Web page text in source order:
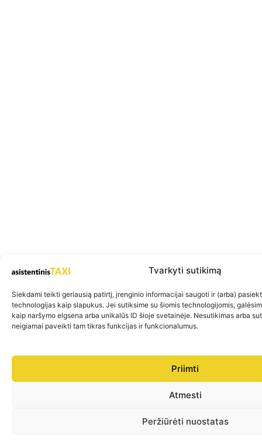
Tvarkyti sutikimą
Siekdami teikti geriausią patirtį, įrenginio informacijai saugoti ir (arba)
technologijas kaip slapukus. Jei sutiksime su šiomis technologijomis,
kaip naršymo elgsena arba unikalūs ID šioje svetainėje. Nesutikimas arba
neigiamai paveikti tam tikras funkcijas ir funkcionalumus.
Priimti
Atmesti
Peržiūrėti nuostatas